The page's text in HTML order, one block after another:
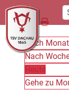
Nach Monat
Nach
Heute
Gehe zu